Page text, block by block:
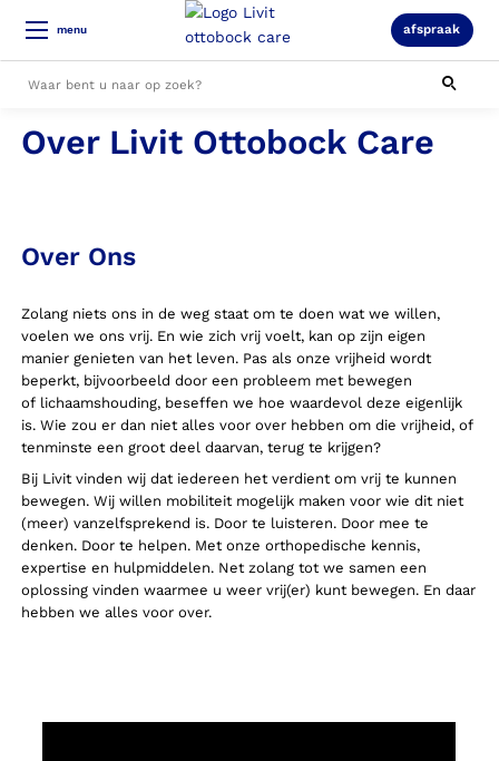
menu afspraak
Alle resultaten
Over Livit Ottobock Care
Over Ons
Zolang niets ons in de weg staat om te doen wat we willen,
voelen we ons vrij. En wie zich vrij voelt, kan op zijn eigen
manier genieten van het leven. Pas als onze vrijheid wordt
beperkt, bijvoorbeeld door een probleem met bewegen
of lichaamshouding, beseffen we hoe waardevol deze eigenlijk
is. Wie zou er dan niet alles voor over hebben om die vrijheid, of
tenminste een groot deel daarvan, terug te krijgen?
Bij Livit vinden wij dat iedereen het verdient om vrij te kunnen
bewegen. Wij willen mobiliteit mogelijk maken voor wie dit niet
(meer) vanzelfsprekend is. Door te luisteren. Door mee te
denken. Door te helpen. Met onze orthopedische kennis,
expertise en hulpmiddelen. Net zolang tot we samen een
oplossing vinden waarmee u weer vrij(er) kunt bewegen. En daar
hebben we alles voor over.